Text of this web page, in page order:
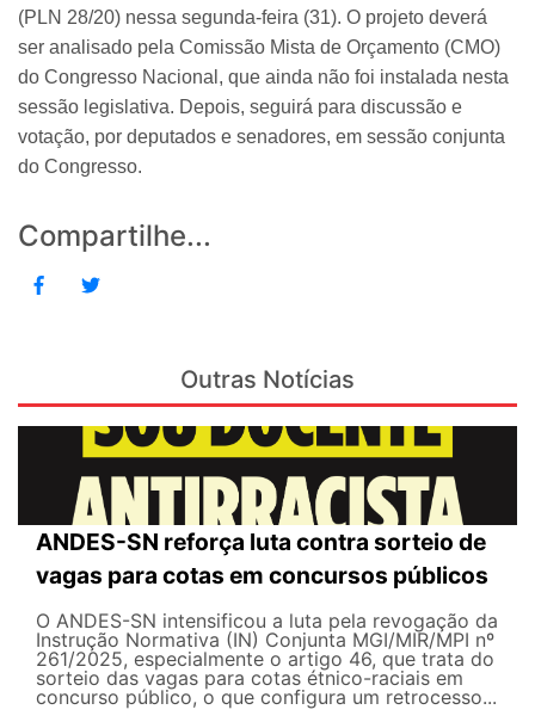
(PLN 28/20) nessa segunda-feira (31). O projeto deverá
ser analisado pela Comissão Mista de Orçamento (CMO)
do Congresso Nacional, que ainda não foi instalada nesta
sessão legislativa. Depois, seguirá para discussão e
votação, por deputados e senadores, em sessão conjunta
do Congresso.
Compartilhe...
Outras Notícias
ANDES-SN reforça luta contra sorteio de
vagas para cotas em concursos públicos
O ANDES-SN intensificou a luta pela revogação da
Instrução Normativa (IN) Conjunta MGI/MIR/MPI nº
261/2025, especialmente o artigo 46, que trata do
sorteio das vagas para cotas étnico-raciais em
concurso público, o que configura um retrocesso...